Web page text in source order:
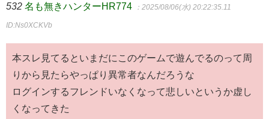
532 名も無きハンターHR774 ：2025/08/06(水) 20:22:35.11
ID:Ns0XCKVb
本スレ見てるといまだにこのゲームで遊んでるのって周
りから見たらやっぱり異常者なんだろうな
ログインするフレンドいなくなって悲しいというか虚し
くなってきた